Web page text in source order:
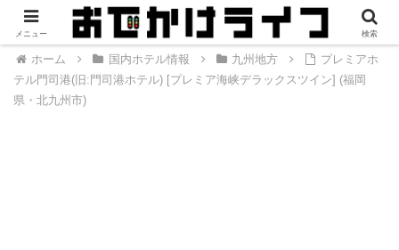
ホーム 国内ホテル情報 九州地方
プレミアホ
テル門司港(旧:門司港ホテル) [プレミア海峡デラックスツイン] (福岡
県・北九州市)
メニュー 検索